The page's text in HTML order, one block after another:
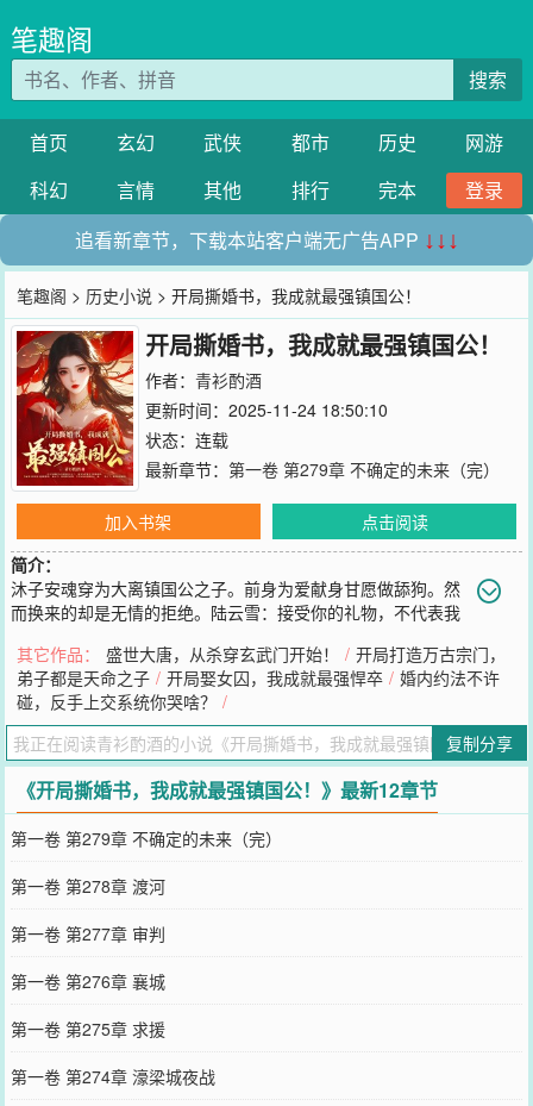
笔趣阁
搜索
首页 玄幻 武侠 都市 历史
网游
科幻
言情 其他 排行 完本
登录
追看新章节，下载本站客户端无广告APP ↓↓↓
笔趣阁 > 历史小说 > 开局撕婚书，我成就最强镇国公！
开局撕婚书，我成就最强镇国公！
作者： 青衫酌酒
更新时间：2025-11-24 18:50:10
状态：连载
最新章节： 第一卷 第279章 不确定的未来（完）
加入书架
点击阅读
简介：
沐子安魂穿为大离镇国公之子。前身为爱献身甘愿做舔狗。然
而换来的却是无情的拒绝。陆云雪：接受你的礼物，不代表我
为爱付出，奖励传世绿帽子一顶。抉择2:直接怼回去，从此一刀两
断。奖励:猛虎之力，一拳万斤。沐子安果断当街撕毁婚书。“叮！恭喜
宿主做出抉择！获得:猛虎之力，一拳万斤。”“叮！恭喜宿主做出抉
择！召唤三国第一毒士贾诩。”“叮！恭喜宿主做出抉择！召唤三国常
胜将军赵云！”“叮！恭喜宿主做出抉择！召唤四大名妓之一李师
师”........从此改军制，平叛乱，战敌寇，斩匈奴，封狼居胥，饮马翰
海，成就最强镇国公。沐子安：爱情？只会影响我拔刀的速度！
您要是觉得《
开局撕婚书，我成就最强镇国公！
忘记向您QQ群和微博微信里的朋友推荐哦！
其它作品： 盛世大唐，从杀穿玄武门开始！ / 开局打造万古宗门，
弟子都是天命之子 / 开局娶女囚，我成就最强悍卒 / 婚内约法不许
碰，反手上交系统你哭啥？
/
复制分享
《开局撕婚书，我成就最强镇国公！》最新12章节
第一卷 第279章 不确定的未来（完）
第一卷 第278章 渡河
第一卷 第277章 审判
第一卷 第276章 襄城
第一卷 第275章 求援
第一卷 第274章 濠梁城夜战